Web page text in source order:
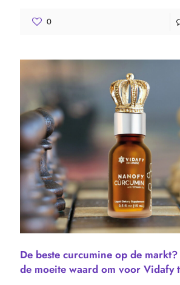
0
De beste curcumine op de
de moeite waard om voor Vidafy